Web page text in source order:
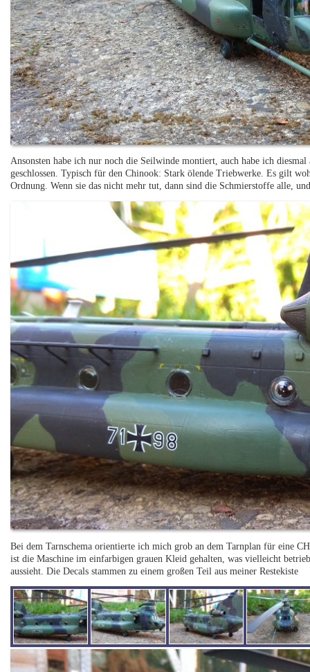
Ansonsten habe ich nur noch die Seilwinde montiert, auch habe ich
geschlossen. Typisch für den Chinook: Stark ölende Triebwerke. Es gilt
Ordnung. Wenn sie das nicht mehr tut, dann sind die Schmierstoffe alle,
Bei dem Tarnschema orientierte ich mich grob an dem Tarnplan für eine
ist die Maschine im einfarbigen grauen Kleid gehalten, was vielleicht
aussieht. Die Decals stammen zu einem großen Teil aus meiner Restekiste